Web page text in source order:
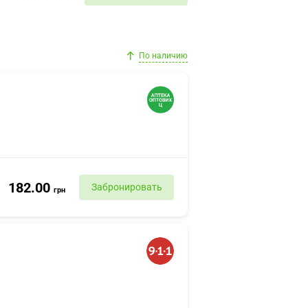
По наличию
182.00 грн Забронировать